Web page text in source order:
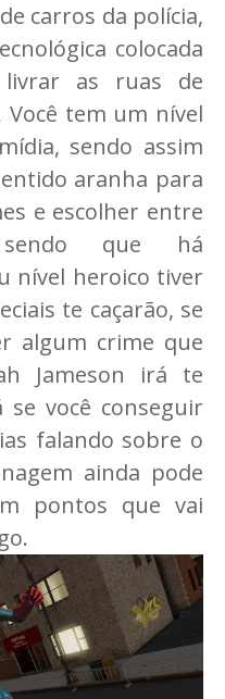
carros da polícia,
colocada
as ruas de
tem um nível
sendo assim
aranha para
e escolher entre
que há
nível heroico tiver
te caçarão, se
algum crime que
Jameson irá te
você conseguir
falando sobre o
ainda pode
pontos que vai